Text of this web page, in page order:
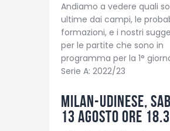
Andiamo a vedere quali
ultime dai campi, le
formazioni, e i nostri
per le partite che sono in
programma per la 1°
Serie A: 2022/23
Milan-Udinese,
13 agosto ore